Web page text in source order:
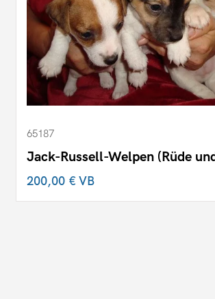
65187
Jack-Russell-Welpen (Rüde
200,00 €VB